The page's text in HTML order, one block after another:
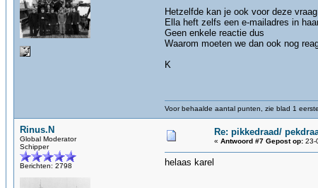
Hetzelfde kan je ook voor deze
Ella heft zelfs een e-mailadres in
Geen enkele reactie dus
Waarom moeten we dan ook nog
K
Voor behaalde aantal punten, zie blad 1
Rinus.N
Global Moderator
Schipper
Berichten: 2798
Re: pikkedraad/
« Antwoord #7 Gepost op: 23-
helaas karel